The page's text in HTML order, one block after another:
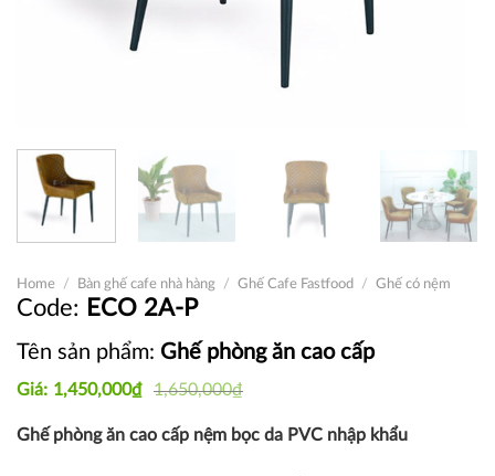
Home / Bàn ghế cafe nhà hàng / Ghế Cafe Fastfood / Ghế có nệm
ECO 2A-P
Tên sản phẩm: Ghế phòng ăn cao cấp
1,650,000₫
Original
was:
1,650,000₫.
1,450,000₫
Current
is:
1,450,000₫.
Ghế phòng ăn cao cấp nệm bọc da PVC nhập khẩu